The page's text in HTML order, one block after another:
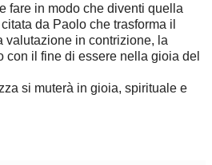
fare in modo che diventi quella
da Paolo che trasforma il
valutazione in contrizione, la
con il fine di essere nella gioia del
si muterà in gioia, spirituale e